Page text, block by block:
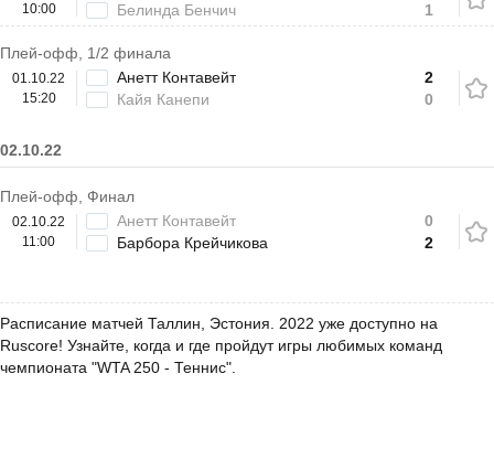
10:00
Белинда Бенчич
1
Плей-офф, 1/2 финала
01.10.22
15:20
Анетт Контавейт
Кайя Канепи
2
0
02.10.22
Плей-офф, Финал
02.10.22
11:00
Анетт Контавейт
Барбора Крейчикова
0
2
Расписание матчей Таллин, Эстония. 2022 уже доступно на
Ruscore! Узнайте, когда и где пройдут игры любимых команд
чемпионата "WTA 250 - Теннис".